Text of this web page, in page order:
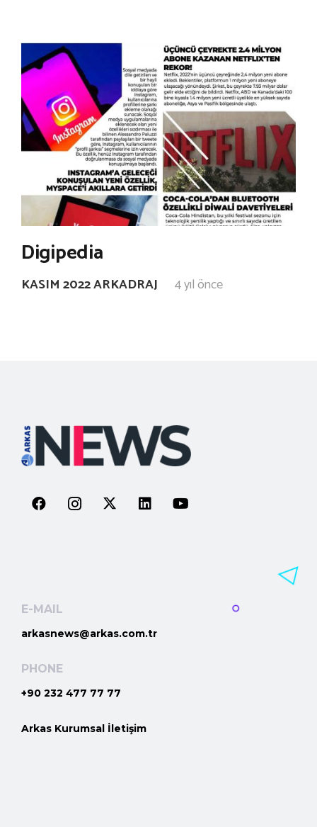
Digipedia
KASIM 2022 ARKADRAJ 4 yıl önce
E-MAIL
arkasnews@arkas.com.tr
PHONE
+90 232 477 77 77
Arkas Kurumsal İletişim